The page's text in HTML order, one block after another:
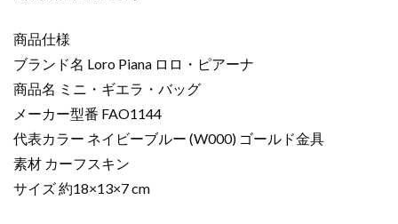
コ
ー
ミ
ニ・
ギ
エ
ラ・
バ
ッ
商品仕様
ブランド名 Loro Piana ロロ・ピアーナ
商品名 ミニ・ギエラ・バッグ
メーカー型番 FAO1144
代表カラー ネイビーブルー (W000) ゴールド金具
素材 カーフスキン
サイズ 約18×13×7 cm